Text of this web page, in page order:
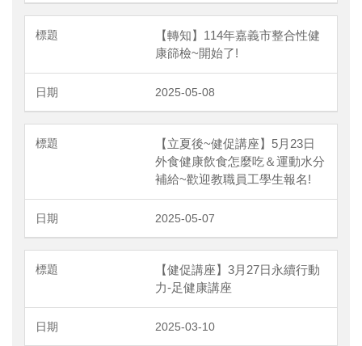
【轉知】114年嘉義市整合性健
康篩檢~開始了!
2025-05-08
【立夏後~健促講座】5月23日
外食健康飲食怎麼吃＆運動水分
補給~歡迎教職員工學生報名!
2025-05-07
【健促講座】3月27日永續行動
力-足健康講座
2025-03-10